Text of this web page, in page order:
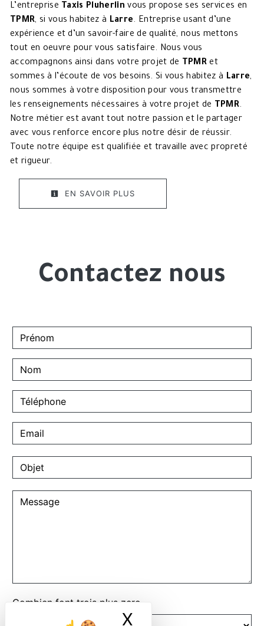
X Masquer le
L’entreprise Taxis Pluherlin vous propose ses services en
TPMR, si vous habitez à Larre. Entreprise usant d’une
expérience et d’un savoir-faire de qualité, nous mettons
tout en oeuvre pour vous satisfaire. Nous vous
accompagnons ainsi dans votre projet de
TPMR et
sommes à l’écoute de vos besoins. Si vous habitez à Larre,
nous sommes à votre disposition pour vous transmettre
les renseignements nécessaires à votre projet de
TPMR.
Notre métier est avant tout notre passion et le partager
avec vous renforce encore plus notre désir de réussir.
Toute notre équipe est qualifiée et travaille avec propreté
et rigueur.
EN SAVOIR PLUS
Contactez nous
Combien font trois plus zero